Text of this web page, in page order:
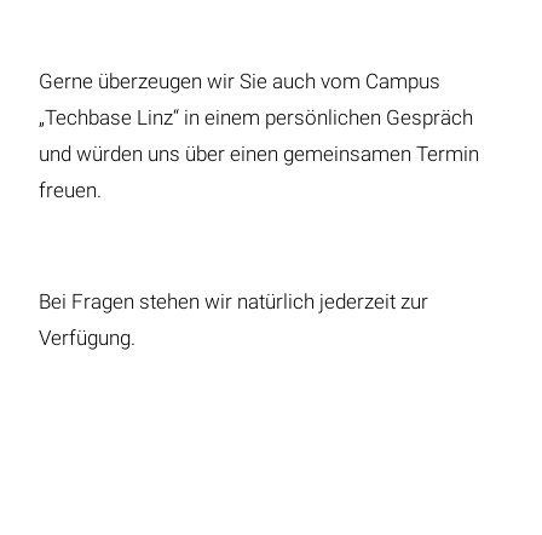
Gerne überzeugen wir Sie auch vom Campus
„Techbase Linz“ in einem persönlichen Gespräch
und würden uns über einen gemeinsamen Termin
freuen.
Bei Fragen stehen wir natürlich jederzeit zur
Verfügung.